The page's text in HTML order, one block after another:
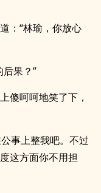
：“林瑜，你放心
果？”
傻呵呵地笑了下，
事上整我吧。不过
这方面你不用担